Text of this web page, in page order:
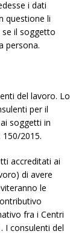
i dati
questione li
se il soggetto
persona.
del lavoro. Lo
per il
soggetti in
2015.
accreditati ai
di avere
le
fra i Centri
I consulenti del